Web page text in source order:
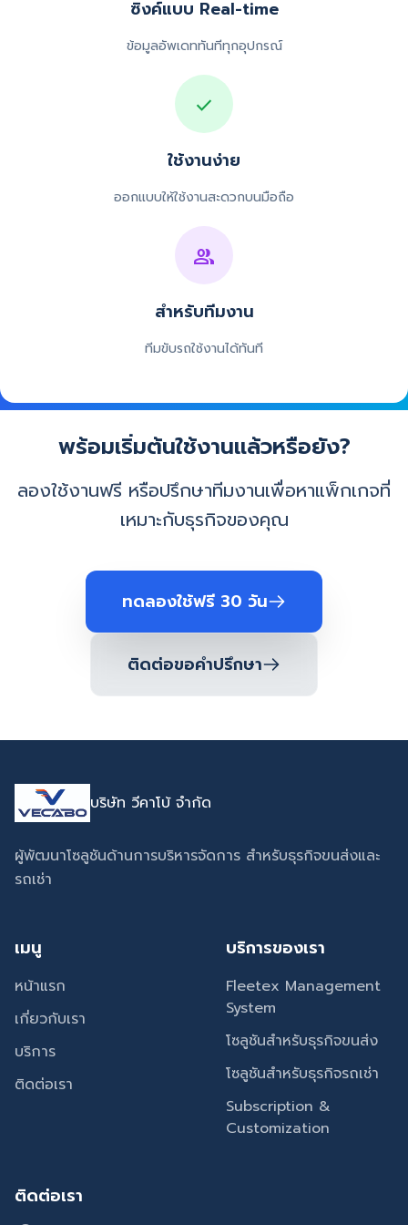
ซิงค์แบบ Real-time
ข้อมูลอัพเดททันทีทุกอุปกรณ์
check
ใช้งานง่าย
ออกแบบให้ใช้งานสะดวกบนมือถือ
group
สำหรับทีมงาน
ทีมขับรถใช้งานได้ทันที
พร้อมเริ่มต้นใช้งานแล้วหรือยัง?
ลองใช้งานฟรี หรือปรึกษาทีมงานเพื่อหาแพ็กเกจที่
เหมาะกับธุรกิจของคุณ
ทดลองใช้ฟรี 30 วัน
ติดต่อขอคำปรึกษา
บริษัท วีคาโบ้ จำกัด
ผู้พัฒนาโซลูชันด้านการบริหารจัดการ สำหรับธุรกิจขนส่งและ
รถเช่า
เมนู
หน้าแรก
เกี่ยวกับเรา
บริการ
ติดต่อเรา
บริการของเรา
Fleetex Management
System
โซลูชันสำหรับธุรกิจขนส่ง
โซลูชันสำหรับธุรกิจรถเช่า
Subscription &
Customization
ติดต่อเรา